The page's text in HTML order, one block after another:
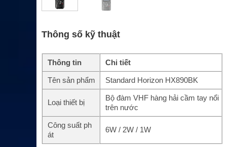
Thông số kỹ thuật
Thông tin Chi tiết
Tên sản phẩm Standard Horizon HX890BK
Loại thiết bị
Bộ đàm VHF hàng hải cầm tay nổi
trên nước
Công suất ph
át
6W / 2W / 1W